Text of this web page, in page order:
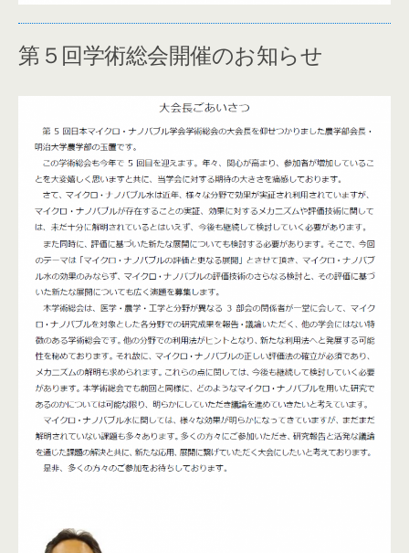
第５回学術総会開催のお知らせ